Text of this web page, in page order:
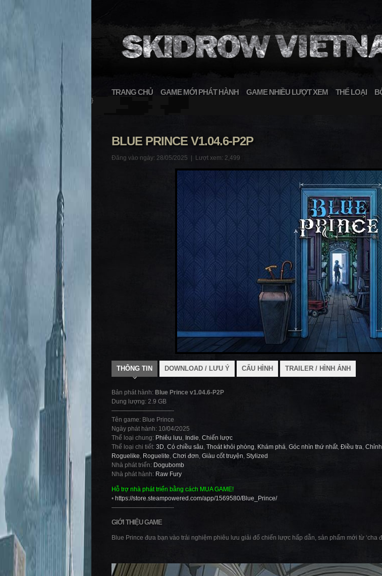
TRANG CHỦ GAME MỚI PHÁT HÀNH GAME NHIỀU LƯỢT XEM THỂ LOẠI
}
BLUE PRINCE V1.04.6-P2P
Đăng vào ngày: 28/05/2025 | Lượt xem: 2,499
THÔNG TIN DOWNLOAD / LƯU Ý CẤU HÌNH TRAILER / HÌNH ẢNH
Bản phát hành: Blue Prince v1.04.6-P2P
Dung lượng: 2.9 GB
——————————-
Tên game: Blue Prince
Ngày phát hành: 10/04/2025
Thể loại chung: Phiêu lưu, Indie, Chiến lược
Thể loại chi tiết: 3D, Có chiều sâu, Thoát khỏi phòng, Khám phá, Góc nhìn thứ nhất, Điều tra,
Roguelike, Roguelite, Chơi đơn, Giàu cốt truyện, Stylized
Nhà phát triển: Dogubomb
Nhà phát hành: Raw Fury
Hỗ trợ nhà phát triển bằng cách MUA GAME!
• https://store.steampowered.com/app/1569580/Blue_Prince/
——————————-
GIỚI THIỆU GAME
Blue Prince đưa bạn vào trải nghiệm phiêu lưu giải đố chiến lược hấp dẫn, sản phẩm mới từ ‘cha